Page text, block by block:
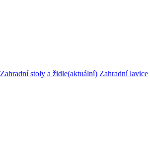
Zahradní stoly a židle(aktuální) Zahradní lavice